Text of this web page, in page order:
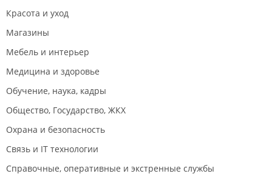
Красота и уход
Магазины
Мебель и интерьер
Медицина и здоровье
Обучение, наука, кадры
Общество, Государство, ЖКХ
Охрана и безопасность
Связь и IT технологии
Справочные, оперативные и экстренные службы